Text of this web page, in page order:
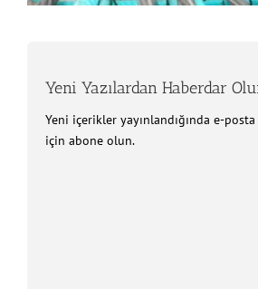
Yeni Yazılardan Haberdar
Yeni içerikler yayınlandığında e-
için abone olun.